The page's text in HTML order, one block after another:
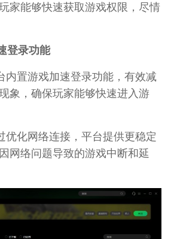
家能够快速获取游戏权限，尽情
录功能
置游戏加速登录功能，有效减
象，确保玩家能够快速进入游
化网络连接，平台提供更稳定
网络问题导致的游戏中断和延